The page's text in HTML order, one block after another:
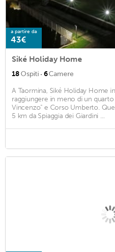
a partire da
43€
Siké Holiday Home
18Ospiti · 6Camere
A Taormina, Siké Holiday Home
raggiungere in meno di un
Vincenzo" e Corso Umberto.
5 km da Spiaggia dei Giardini ...